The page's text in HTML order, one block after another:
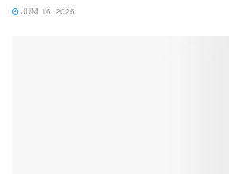
JUNI 16, 2026